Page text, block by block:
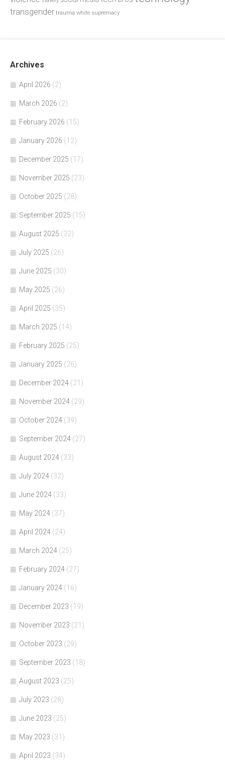
transgender trauma white supremacy
Archives
April 2026 (2)
March 2026 (2)
February 2026 (15)
January 2026 (12)
December 2025 (17)
November 2025 (23)
October 2025 (28)
September 2025 (15)
August 2025 (32)
July 2025 (26)
June 2025 (30)
May 2025 (26)
April 2025 (35)
March 2025 (14)
February 2025 (25)
January 2025 (26)
December 2024 (21)
November 2024 (29)
October 2024 (39)
September 2024 (27)
August 2024 (33)
July 2024 (32)
June 2024 (33)
May 2024 (37)
April 2024 (24)
March 2024 (25)
February 2024 (27)
January 2024 (16)
December 2023 (19)
November 2023 (21)
October 2023 (29)
September 2023 (18)
August 2023 (25)
July 2023 (28)
June 2023 (25)
May 2023 (31)
April 2023 (34)